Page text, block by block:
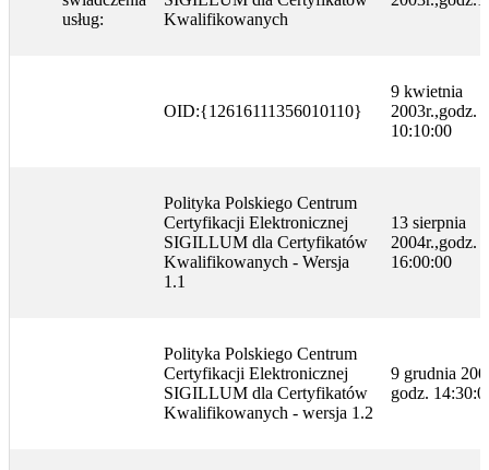
usług:
Kwalifikowanych
OID:{12616111356010110}
9 kwietnia
2003r.,godz.
10:10:00
Polityka Polskiego Centrum
Certyfikacji Elektronicznej
SIGILLUM dla Certyfikatów
Kwalifikowanych - Wersja
1.1
13 sierpnia
2004r.,godz.
16:00:00
Polityka Polskiego Centrum
Certyfikacji Elektronicznej
SIGILLUM dla Certyfikatów
Kwalifikowanych - wersja 1.2
9 grudnia
godz.